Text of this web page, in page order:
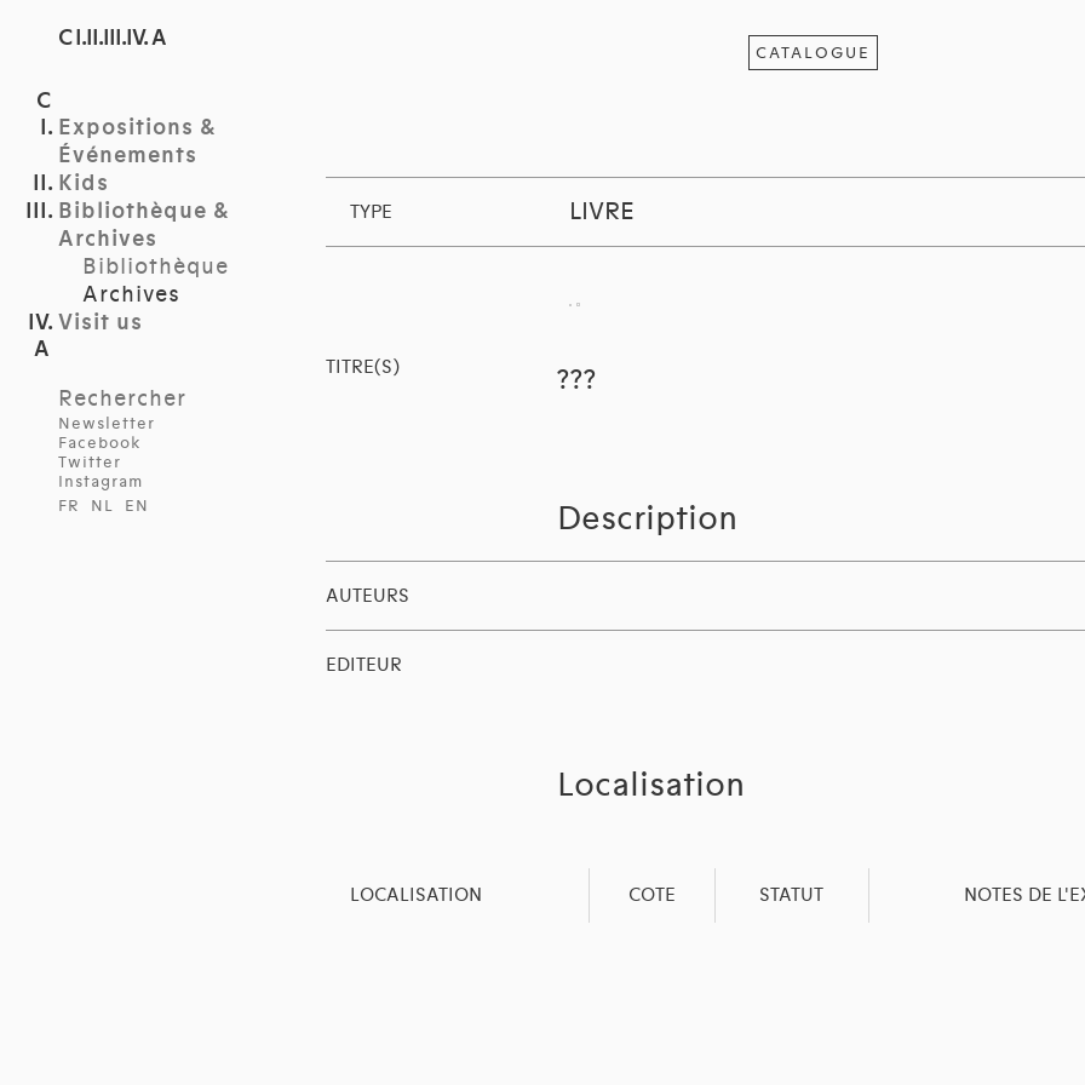
C I.II.III.IV. A
Expositions &
Événements
Kids
Bibliothèque &
Archives
Bibliothèque
Archives
Visit us
Rechercher
Newsletter
Facebook
Twitter
Instagram
FR
NL EN
CATALOGUE
TYPE LIVRE
TITRE(S) ???
Description
AUTEURS
EDITEUR
Localisation
LOCALISATION COTE STATUT NOTES DE